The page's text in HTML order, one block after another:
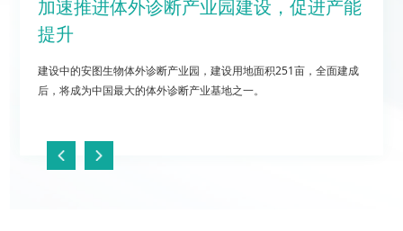
加速推进体外诊断产业园建设，促进产能
提升
建设中的安图生物体外诊断产业园，建设用地面积251亩，全面建成
后，将成为中国最大的体外诊断产业基地之一。